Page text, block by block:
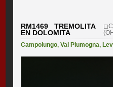
RM1469 TREMOLITA
EN DOLOMITA
Campolungo,Val Piumogna,